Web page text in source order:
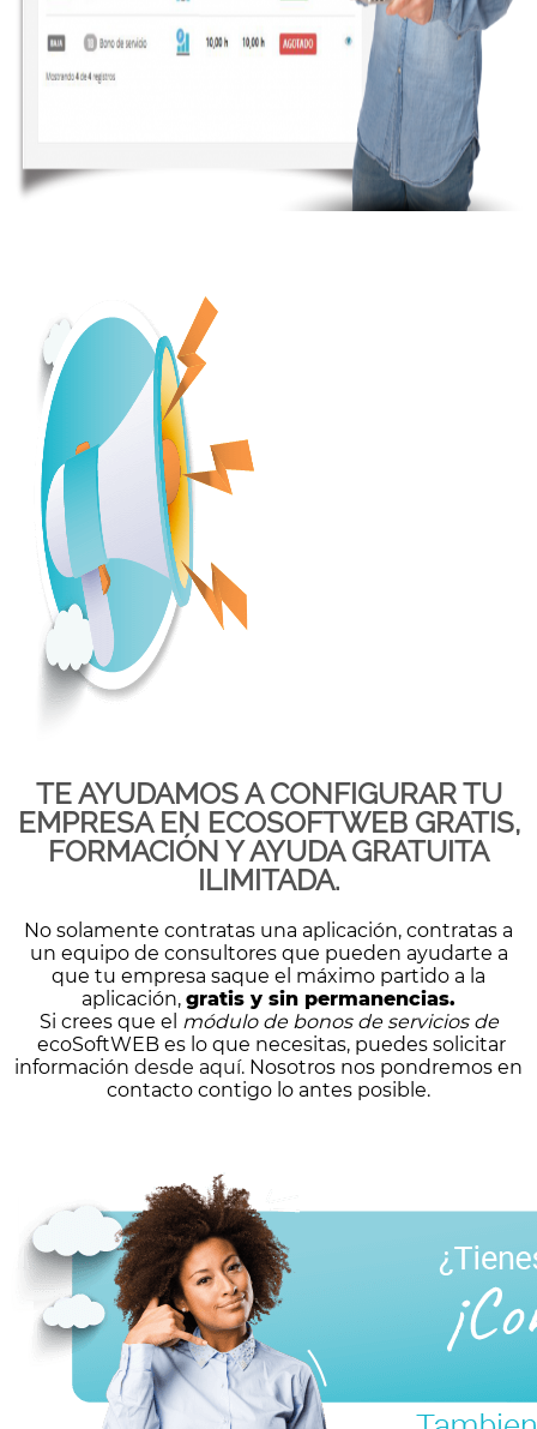
TE AYUDAMOS A CONFIGURAR TU
EMPRESA EN ECOSOFTWEB GRATIS,
FORMACIÓN Y AYUDA GRATUITA
ILIMITADA.
No solamente contratas una aplicación, contratas a
un equipo de consultores que pueden ayudarte a
que tu empresa saque el máximo partido a la
aplicación, gratis y sin permanencias.
Si crees que el módulo de bonos de servicios de
ecoSoftWEB es lo que necesitas, puedes solicitar
información desde aquí. Nosotros nos pondremos en
contacto contigo lo antes posible.